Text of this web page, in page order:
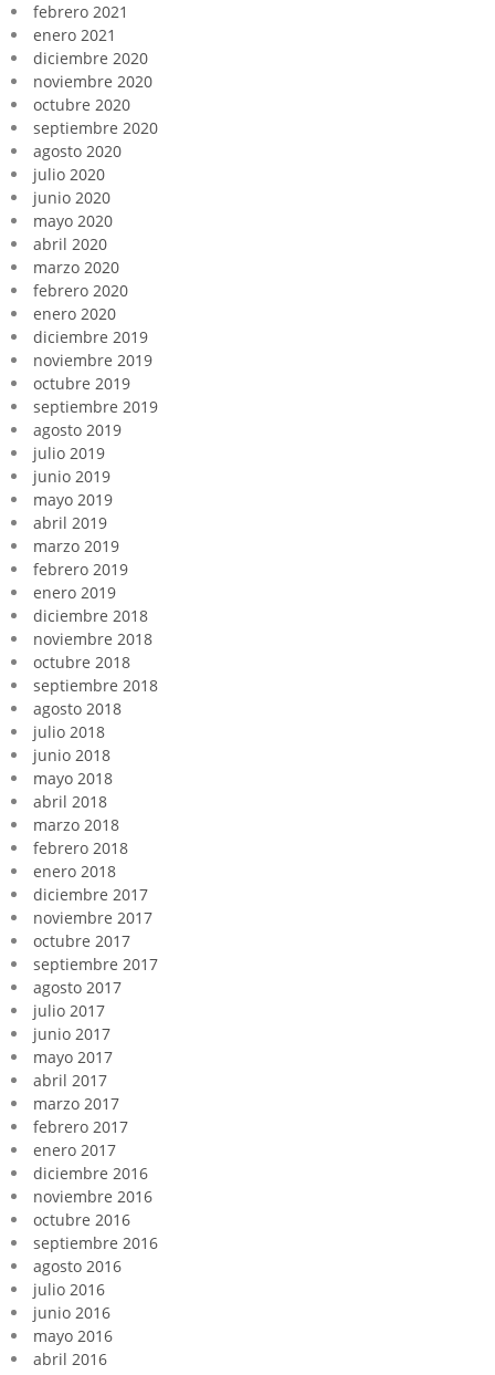
febrero 2021
enero 2021
diciembre 2020
noviembre 2020
octubre 2020
septiembre 2020
agosto 2020
julio 2020
junio 2020
mayo 2020
abril 2020
marzo 2020
febrero 2020
enero 2020
diciembre 2019
noviembre 2019
octubre 2019
septiembre 2019
agosto 2019
julio 2019
junio 2019
mayo 2019
abril 2019
marzo 2019
febrero 2019
enero 2019
diciembre 2018
noviembre 2018
octubre 2018
septiembre 2018
agosto 2018
julio 2018
junio 2018
mayo 2018
abril 2018
marzo 2018
febrero 2018
enero 2018
diciembre 2017
noviembre 2017
octubre 2017
septiembre 2017
agosto 2017
julio 2017
junio 2017
mayo 2017
abril 2017
marzo 2017
febrero 2017
enero 2017
diciembre 2016
noviembre 2016
octubre 2016
septiembre 2016
agosto 2016
julio 2016
junio 2016
mayo 2016
abril 2016